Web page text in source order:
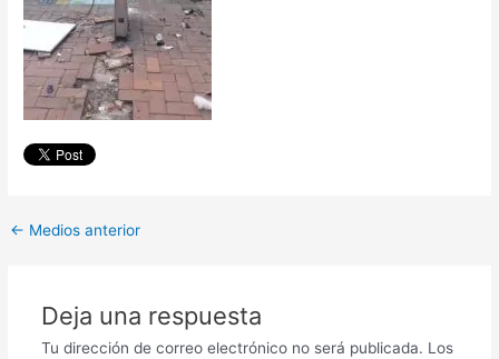
← Medios anterior
Deja una respuesta
Tu dirección de correo electrónico no será publicada. Los